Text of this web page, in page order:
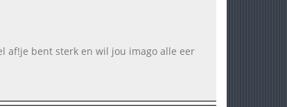
af!je bent sterk en wil jou imago alle eer